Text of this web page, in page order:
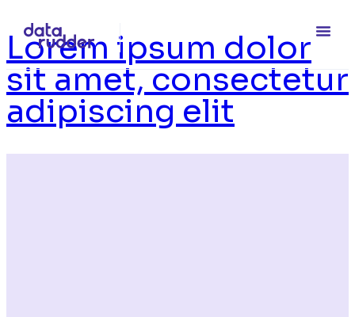
Lorem ipsum dolor
sit amet, consectetur
adipiscing elit